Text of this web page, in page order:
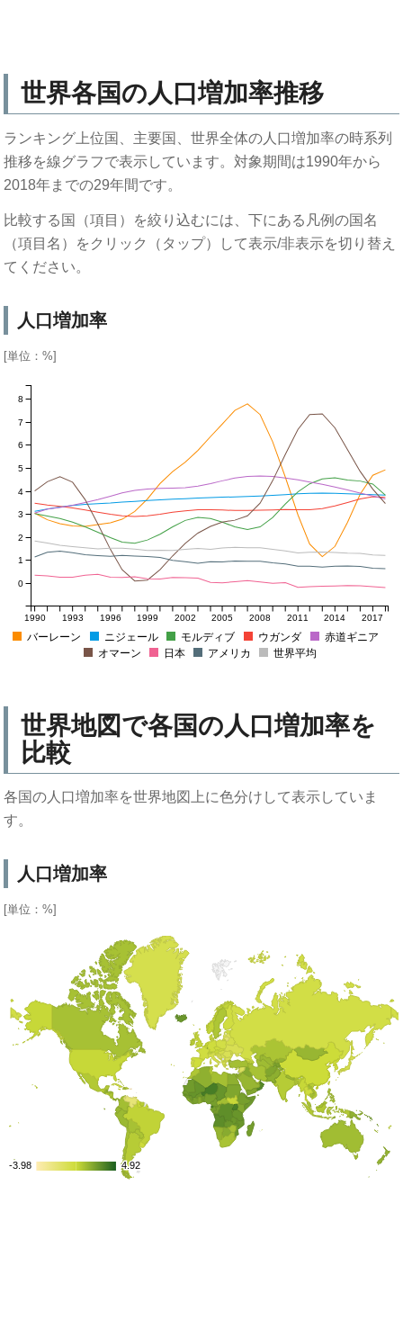
世界各国の人口増加率推移
ランキング上位国、主要国、世界全体の人口増加率の時系列
推移を線グラフで表示しています。対象期間は1990年から
2018年までの29年間です。
比較する国（項目）を絞り込むには、下にある凡例の国名
（項目名）をクリック（タップ）して表示/非表示を切り替え
てください。
人口増加率
[単位：%]
1990 1993 1996 1999 2002 2005 2008 2011 2014 2017
0
1
2
3
4
5
6
7
8
バーレーン ニジェール モルディブ ウガンダ
赤道ギニア
オマーン
日本 アメリカ 世界平均
世界地図で各国の人口増加率を
比較
各国の人口増加率を世界地図上に色分けして表示していま
す。
人口増加率
[単位：%]
-3.98
-3.98 4.92
4.92